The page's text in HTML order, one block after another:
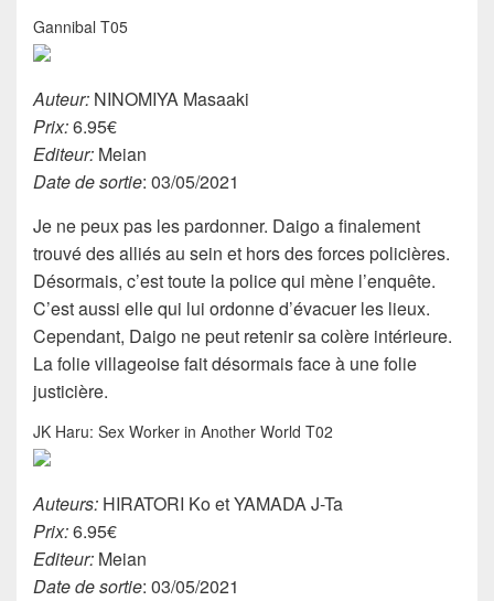
Gannibal T05
Auteur: NINOMIYA Masaaki
Prix:6.95€
Editeur: Meian
Date de sortie: 03/05/2021
Je ne peux pas les pardonner. Daigo a finalement
trouvé des alliés au sein et hors des forces policières.
Désormais, c’est toute la police qui mène l’enquête.
C’est aussi elle qui lui ordonne d’évacuer les lieux.
Cependant, Daigo ne peut retenir sa colère intérieure.
La folie villageoise fait désormais face à une folie
justicière.
JK Haru: Sex Worker in Another World T02
Auteurs: HIRATORI Ko et YAMADA J-Ta
Prix:6.95€
Editeur: Meian
Date de sortie: 03/05/2021